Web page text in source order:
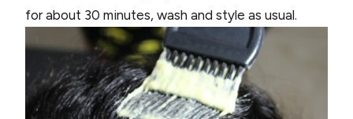
for about 30 minutes, wash and style as usual.